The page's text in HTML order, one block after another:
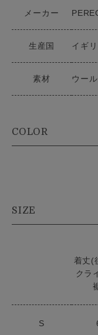
メーカー
生産国 イギリ
素材 ウー
COLOR
SIZE
着丈(
クラ
S